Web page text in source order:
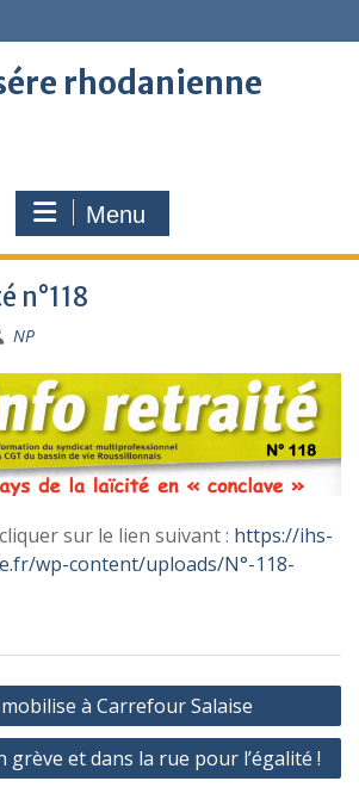
rhodanienne
Menu
n°118
NP
sur le lien suivant : https://ihs-
wp-content/uploads/N°-118-
mobilise à Carrefour Salaise
grève et dans la rue pour l’égalité !